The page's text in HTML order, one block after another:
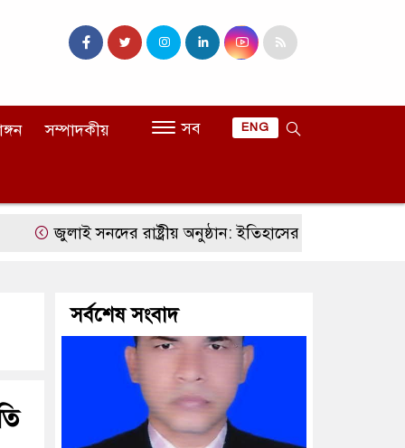
সম্পাদকীয় সব ENG
সনদের রাষ্ট্রীয় অনুষ্ঠান: ইতিহাসের ভাষ্য, রাজনৈতিক বিতর্ক
সর্বশেষ সংবাদ